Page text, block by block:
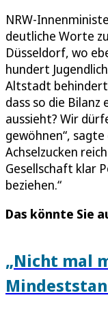
NRW-
deutliche Worte
Düsseldorf, wo
hundert
Altstadt
dass so die Bilanz
aussieht? Wir
gewöhnen“,
Achselzucken
Gesellschaft klar
beziehen.“
Das könnte Sie
„Nicht mal